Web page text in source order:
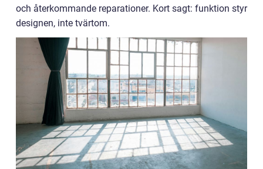
och återkommande reparationer. Kort sagt: funktion styr
designen, inte tvärtom.